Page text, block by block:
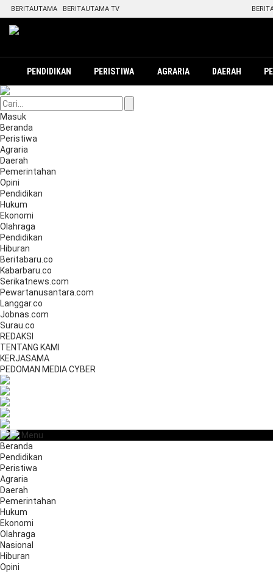
BERITAUTAMA BERITAUTAMA TV
PENDIDIKAN PERISTIWA AGRARIA DAERAH
Masuk
Beranda
Peristiwa
Agraria
Daerah
Pemerintahan
Opini
Pendidikan
Hukum
Ekonomi
Olahraga
Pendidikan
Hiburan
Beritabaru.co
Kabarbaru.co
Serikatnews.com
Pewartanusantara.com
Langgar.co
Jobnas.com
Surau.co
REDAKSI
TENTANG KAMI
KERJASAMA
PEDOMAN MEDIA CYBER
Menu
Beranda
Pendidikan
Peristiwa
Agraria
Daerah
Pemerintahan
Hukum
Ekonomi
Olahraga
Nasional
Hiburan
Opini